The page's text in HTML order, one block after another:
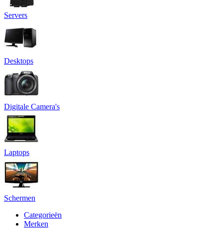
Servers
Desktops
Digitale Camera's
Laptops
Schermen
Categorieën
Merken